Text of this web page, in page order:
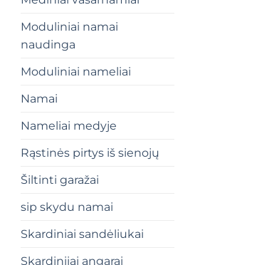
Moduliniai namai
naudinga
Moduliniai nameliai
Namai
Nameliai medyje
Rąstinės pirtys iš sienojų
Šiltinti garažai
sip skydu namai
Skardiniai sandėliukai
Skardiniiai angarai